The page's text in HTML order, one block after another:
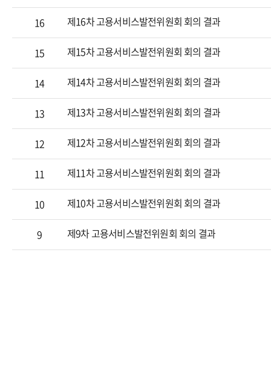
16 제16차 고용서비스발전위원회 회의 결과
15 제15차 고용서비스발전위원회 회의 결과
14 제14차 고용서비스발전위원회 회의 결과
13 제13차 고용서비스발전위원회 회의 결과
12 제12차 고용서비스발전위원회 회의 결과
11 제11차 고용서비스발전위원회 회의 결과
10 제10차 고용서비스발전위원회 회의 결과
9 제9차 고용서비스발전위원회 회의 결과